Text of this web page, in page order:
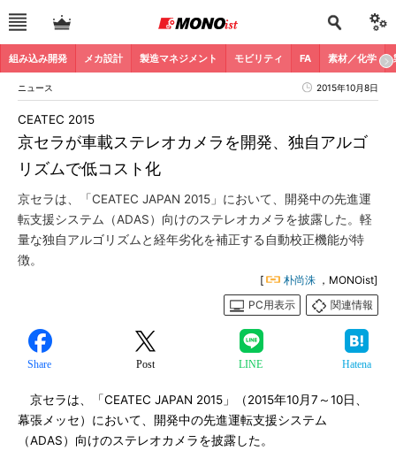
組み込み開発 メカ設計 製造マネジメント モビリティ FA 素材／化学
ニュース 2015年10月8日
京セラが車載ステレオカメラを開発、独自アルゴ
リズムで低コスト化
CEATEC 2015
京セラは、「CEATEC JAPAN 2015」において、開発中の先進運
転支援システム（ADAS）向けのステレオカメラを披露した。軽
量な独自アルゴリズムと経年劣化を補正する自動校正機能が特
徴。
[ 朴尚洙 ，MONOist]
PC用表示
関連情報
Share Post LINE Hatena
京セラは、「CEATEC JAPAN 2015」（2015年10月7～10日、
幕張メッセ）において、開発中の先進運転支援システム
（ADAS）向けのステレオカメラを披露した。